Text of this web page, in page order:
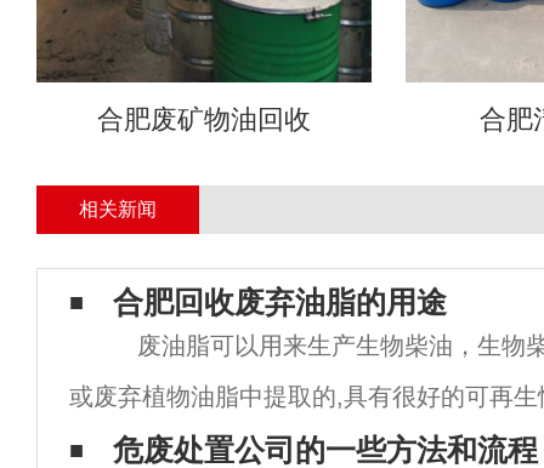
合肥废矿物油回收 合肥
相关新闻
合肥回收废弃油脂的用途
废油脂可以用来生产生物柴油，生物
或废弃植物油脂中提取的,具有很好的可再
性。将废油脂作为生物柴油的原料可以降低
危废处置公司的一些方法和流程